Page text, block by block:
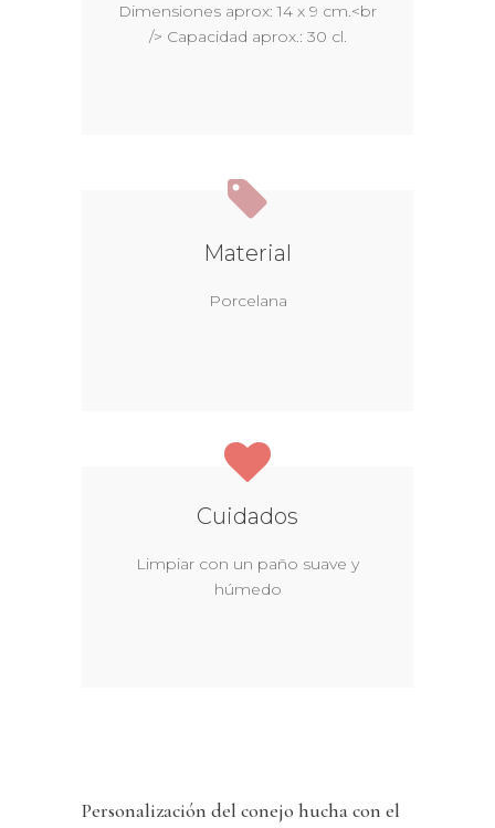
Dimensiones aprox: 14 x 9 cm.<br
/> Capacidad aprox.: 30 cl.
Material
Porcelana
Cuidados
Limpiar con un paño suave y
húmedo
Personalización del conejo hucha con el